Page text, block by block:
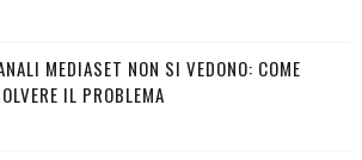
MEDIASET NON SI VEDONO: COME
IL PROBLEMA